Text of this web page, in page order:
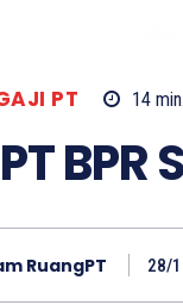
PT 14 min.
RuangPT 28/